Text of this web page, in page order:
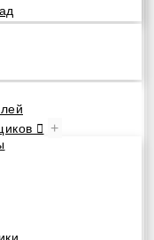
+